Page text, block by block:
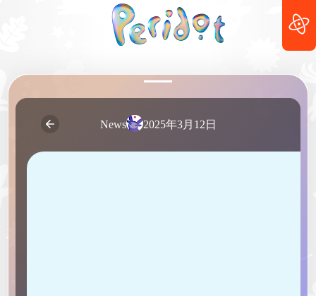
News 2025年3月12日